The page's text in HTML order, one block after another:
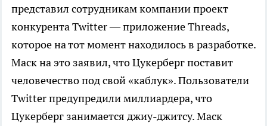
представил сотрудникам компании проект
конкурента Twitter — приложение Threads,
которое на тот момент находилось в разработке.
Маск на это заявил, что Цукерберг поставит
человечество под свой «каблук». Пользователи
Twitter предупредили миллиардера, что
Цукерберг занимается джиу-джитсу. Маск